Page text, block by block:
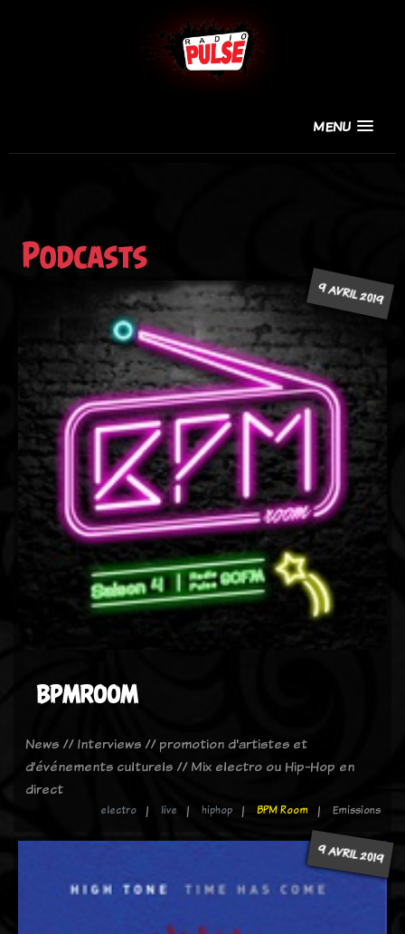
MENU
Podcasts
9 AVRIL 2019
BPMROOM
News // Interviews // promotion d'artistes et
d’événements culturels // Mix electro ou Hip-Hop en
direct
electro live hiphop BPM Room Emissions
9 AVRIL 2019